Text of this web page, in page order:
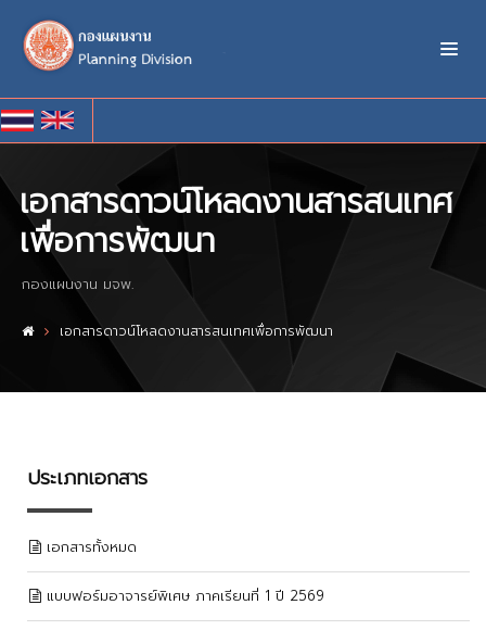
เอกสารดาวน์โหลดงานสารสนเทศ
เพื่อการพัฒนา
กองแผนงาน มจพ.
เอกสารดาวน์โหลดงานสารสนเทศเพื่อการพัฒนา
ประเภทเอกสาร
เอกสารทั้งหมด
แบบฟอร์มอาจารย์พิเศษ ภาคเรียนที่ 1 ปี 2569